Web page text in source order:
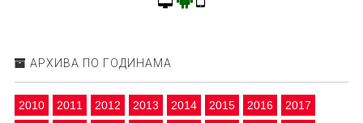
АРХИВА ПО ГОДИНАМА
2010 2011 2012 2013 2014 2015 2016
2017